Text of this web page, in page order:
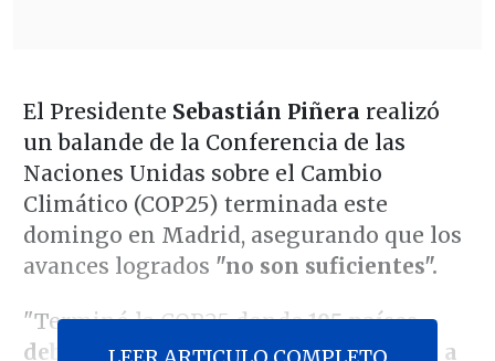
El Presidente Sebastián Piñera realizó
un balande de la Conferencia de las
Naciones Unidas sobre el Cambio
Climático (COP25) terminada este
domingo en Madrid, asegurando que los
avances logrados "no son suficientes".
"Terminó la COP25 donde195 países
deben acordar por unanimidad pasos a